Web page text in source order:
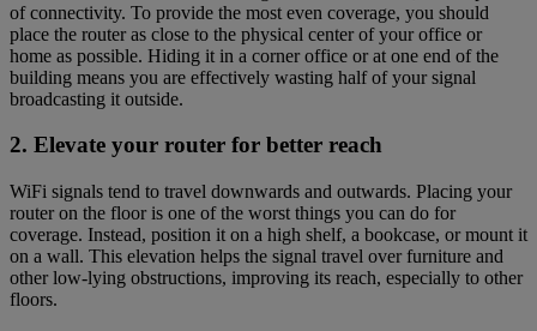
of connectivity. To provide the most even coverage, you should
place the router as close to the physical center of your office or
home as possible. Hiding it in a corner office or at one end of the
building means you are effectively wasting half of your signal
broadcasting it outside.
2. Elevate your router for better reach
WiFi signals tend to travel downwards and outwards. Placing your
router on the floor is one of the worst things you can do for
coverage. Instead, position it on a high shelf, a bookcase, or mount it
on a wall. This elevation helps the signal travel over furniture and
other low-lying obstructions, improving its reach, especially to other
floors.